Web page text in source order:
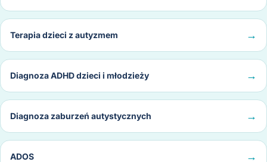
Terapia dzieci z autyzmem
Diagnoza ADHD dzieci i młodzieży
Diagnoza zaburzeń autystycznych
ADOS